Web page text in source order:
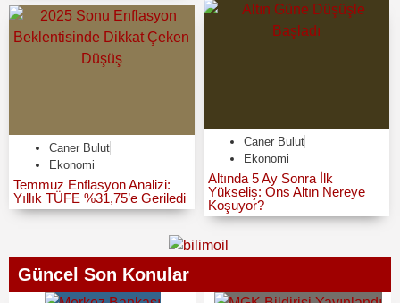
Caner Bulut
Ekonomi
Temmuz Enflasyon Analizi:
Yıllık TÜFE %31,75’e Geriledi
Caner Bulut
Ekonomi
Altında 5 Ay Sonra İlk
Yükseliş: Ons Altın Nereye
Koşuyor?
Güncel Son Konular